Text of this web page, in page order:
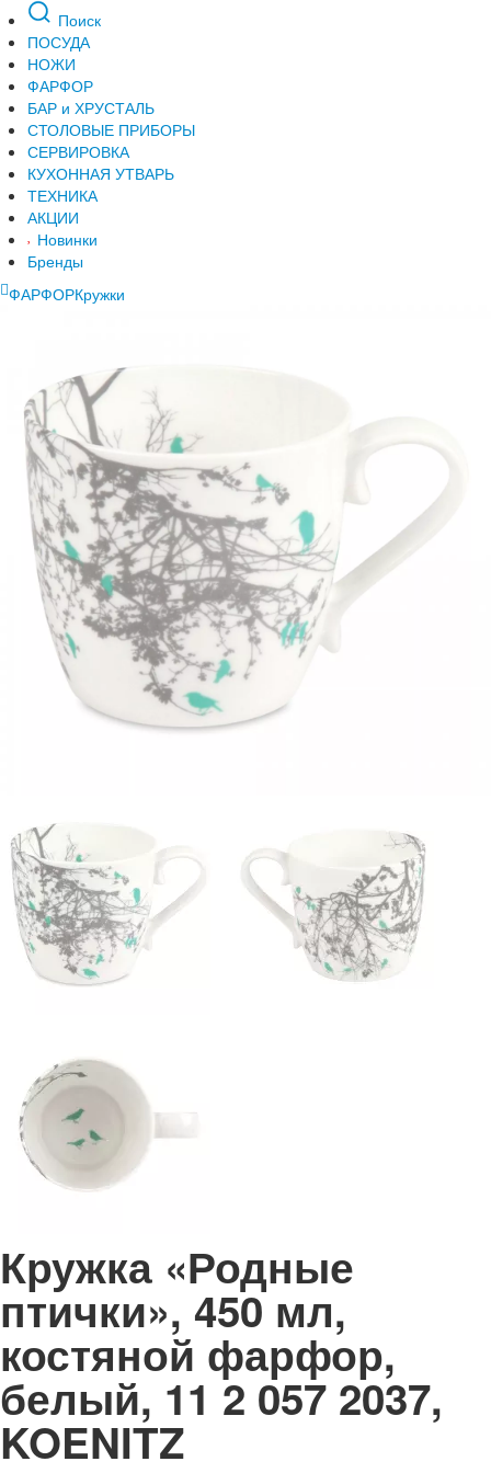
Поиск
ПОСУДА
НОЖИ
ФАРФОР
БАР и ХРУСТАЛЬ
СТОЛОВЫЕ ПРИБОРЫ
СЕРВИРОВКА
КУХОННАЯ УТВАРЬ
ТЕХНИКА
АКЦИИ
Новинки
Бренды
ФАРФОРКружки
Кружка «Родные
птички», 450 мл,
костяной фарфор,
белый, 11 2 057 2037,
KOENITZ